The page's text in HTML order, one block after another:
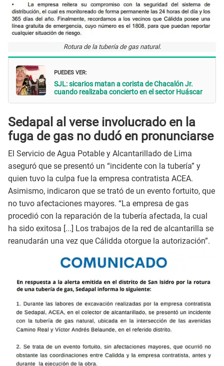
Rotura de la tubería de gas natural.
PUEDES VER:
SJL: sicarios matan a corista de Chacalón Jr.
cuando realizaba concierto en el sector Huáscar
Sedapal al verse involucrado en la
fuga de gas no dudó en pronunciarse
El Servicio de Agua Potable y Alcantarillado de Lima
aseguró que se presentó un “incidente con la tubería” y
quien tuvo la culpa fue la empresa contratista ACEA.
Asimismo, indicaron que se trató de un evento fortuito, que
no tuvo afectaciones mayores. “La empresa de gas
procedió con la reparación de la tubería afectada, la cual
ha sido exitosa [...] Los trabajos de la red de alcantarilla se
reanudarán una vez que Cálidda otorgue la autorización”.